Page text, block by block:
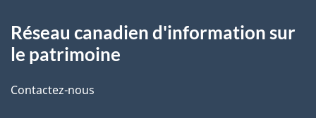
i
s
propos
de
ce
Réseau canadien d'information sur
le patrimoine
Contactez-nous